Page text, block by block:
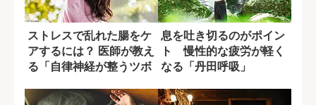
ストレスで乱れた腸をケ
アするには？ 医師が教え
る「自律神経が整うツボ
息を吐き切るのがポイン
ト 慢性的な疲労が軽く
なる「丹田呼吸」